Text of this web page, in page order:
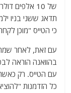
של 10
תדאג ששני בניו
כי הטייס "מוכן
בהוואנה הוראה
עם הטייס. רק כאשר
כל הזדמנות